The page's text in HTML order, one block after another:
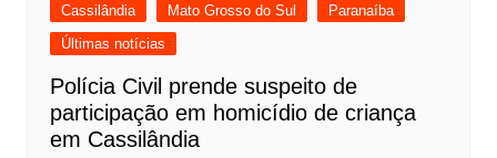
Cassilândia Mato Grosso do Sul
Paranaíba
Últimas notícias
Polícia Civil prende suspeito de
participação em homicídio de criança
em Cassilândia